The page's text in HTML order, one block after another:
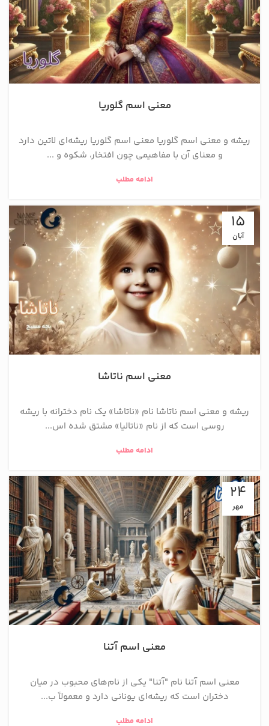
معنی اسم گلوریا
ریشه و معنی اسم گلوریا معنی اسم گلوریا ریشه‌ای لاتین دارد
و معنای آن با مفاهیمی چون افتخار، شکوه و ...
ادامه مطلب
15
آبان
معنی اسم ناتاشا
ریشه و معنی اسم ناتاشا نام «ناتاشا» یک نام دخترانه با ریشه
روسی است که از نام «ناتالیا» مشتق شده اس...
ادامه مطلب
24
مهر
معنی اسم آتنا
معنی اسم آتنا نام "آتنا" یکی از نام‌های محبوب در میان
دختران است که ریشه‌ای یونانی دارد و معمولاً ب...
ادامه مطلب